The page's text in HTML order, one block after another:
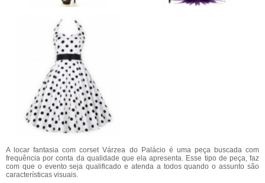
A locar fantasia com corset Várzea do Palácio é uma peça buscada com
frequência por conta da qualidade que ela apresenta. Esse tipo de peça, faz
com que o evento seja qualificado e atenda a todos quando o assunto são
características visuais.